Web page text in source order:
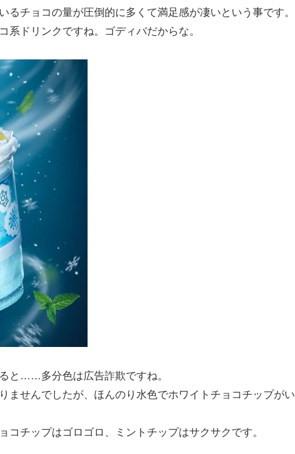
るチョコの量が圧倒的に多くて満足感が凄いという事です。
系ドリンクですね。ゴディバだからな。
と……多分色は広告詐欺ですね。
ませんでしたが、ほんのり水色でホワイトチョコチップがい
コチップはゴロゴロ、ミントチップはサクサクです。